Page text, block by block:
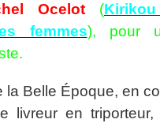
Ocelot (
femmes), pour
la Belle Époque, en
livreur en triporteur,